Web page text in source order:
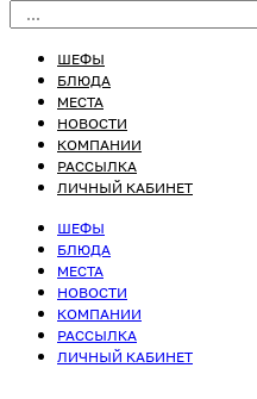
ШЕФЫ
БЛЮДА
МЕСТА
НОВОСТИ
КОМПАНИИ
РАССЫЛКА
ЛИЧНЫЙ КАБИНЕТ
ШЕФЫ
БЛЮДА
МЕСТА
НОВОСТИ
КОМПАНИИ
РАССЫЛКА
ЛИЧНЫЙ КАБИНЕТ